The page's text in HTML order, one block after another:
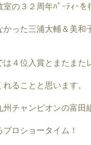
室の３２周年ﾊﾟｰﾃｨｰを
かった三浦大輔＆美和
は４位入賞とまたまた
ることと思います。
州チャンピオンの富田
ロショータイム！